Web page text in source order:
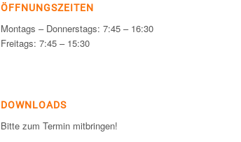
ÖFFNUNGSZEITEN
Montags – Donnerstags: 7:45 – 16:30
Freitags: 7:45 – 15:30
DOWNLOADS
Bitte zum Termin mitbringen!